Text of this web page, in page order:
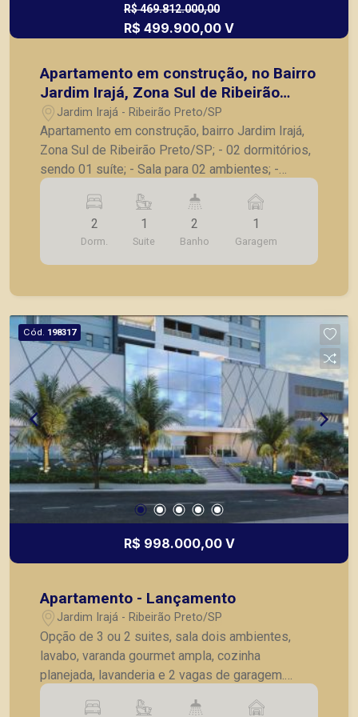
R$ 469.812.000,00
R$ 499.900,00 V
Apartamento em construção, no Bairro
Jardim Irajá, Zona Sul de Ribeirão
Preto/SP;
Jardim Irajá - Ribeirão Preto/SP
Apartamento em construção, bairro Jardim Irajá,
Zona Sul de Ribeirão Preto/SP; - 02 dormitórios,
sendo 01 suíte; - Sala para 02 ambientes; -
Varanda gourmet; - Banheiro social; - Cozinha; -
Lavanderia; - 01 vaga de garagem. *Previsão de
entrega para Dezembro de 2027.* A Piramid tem
como objetivo atender seus clientes com
agilidade e segurança, em locação, vendas de
Preto.
2
Dorm.
1
Suite
2
Banho
1
Garagem
Cód. 198317
R$ 998.000,00 V
Apartamento - Lançamento
Jardim Irajá - Ribeirão Preto/SP
Opção de 3 ou 2 suites, sala dois ambientes,
lavabo, varanda gourmet ampla, cozinha
planejada, lavanderia e 2 vagas de garagem.
Entrega prevista para Outubro de 2022. Exemplo
de fluxo de pagamento: ato de R$85.679,93 mais